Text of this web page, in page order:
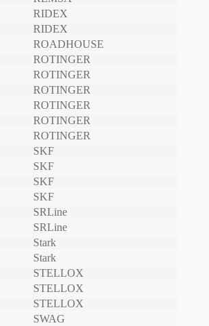
RIDEX
RIDEX
ROADHOUSE
ROTINGER
ROTINGER
ROTINGER
ROTINGER
ROTINGER
ROTINGER
SKF
SKF
SKF
SKF
SRLine
SRLine
Stark
Stark
STELLOX
STELLOX
STELLOX
SWAG